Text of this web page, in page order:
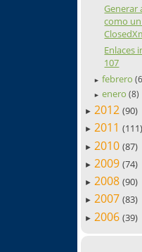
Generar
como
Enlaces
107
► febrero
► enero(8)
► 2012 (90)
► 2011 (111)
► 2010 (87)
► 2009 (74)
► 2008 (90)
► 2007 (83)
► 2006 (39)